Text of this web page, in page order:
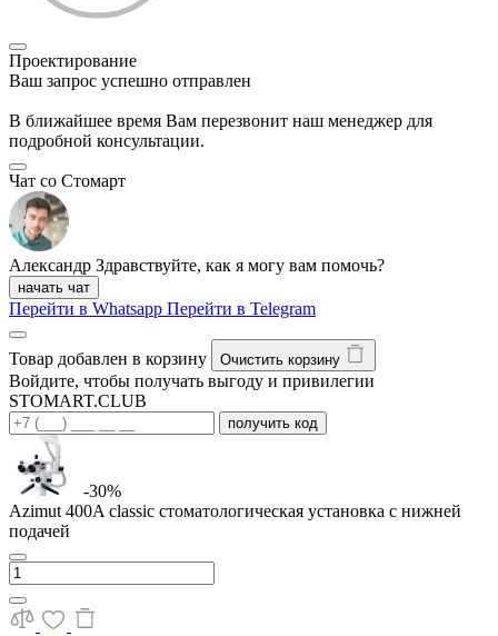
Проектирование
Ваш запрос успешно отправлен
В ближайшее время Вам перезвонит наш менеджер для
подробной консультации.
Чат со Стомарт
Александр Здравствуйте, как я могу вам помочь?
начать чат
Перейти в Whatsapp Перейти в Telegram
Товар добавлен в корзину Очистить корзину
Войдите, чтобы получать выгоду и привилегии
STOMART.CLUB
получить код
-30%
Azimut 400A classic стоматологическая установка с нижней
подачей